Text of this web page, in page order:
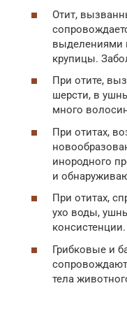
Отит,
выделениями
крупицы.
При отите,
шерсти, в
много
При отитах,
инородного
и
При отитах,
ухо воды,
консистенции.
Грибковые и
тела